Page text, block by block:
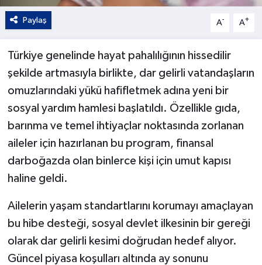
Paylaş A- A+
Türkiye genelinde hayat pahalılığının hissedilir
şekilde artmasıyla birlikte, dar gelirli vatandaşların
omuzlarındaki yükü hafifletmek adına yeni bir
sosyal yardım hamlesi başlatıldı. Özellikle gıda,
barınma ve temel ihtiyaçlar noktasında zorlanan
aileler için hazırlanan bu program, finansal
darboğazda olan binlerce kişi için umut kapısı
haline geldi.
Ailelerin yaşam standartlarını korumayı amaçlayan
bu hibe desteği, sosyal devlet ilkesinin bir gereği
olarak dar gelirli kesimi doğrudan hedef alıyor.
Güncel piyasa koşulları altında ay sonunu